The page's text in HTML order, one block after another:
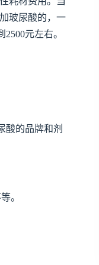
玻尿酸的，一
元左右。
酸的品牌和剂
。